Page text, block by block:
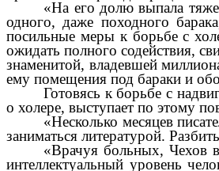
«На его долю выпала
одного, даже походного
посильные меры к борьбе с
ожидать полного содействия,
знаменитой, владевшей
ему помещения под бараки и
Готовясь к борьбе с
о холере, выступает по этому
«Несколько месяцев
заниматься литературой.
«Врачуя больных, Чехов
интеллектуальный уровень